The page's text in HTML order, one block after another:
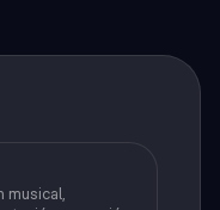
musical,